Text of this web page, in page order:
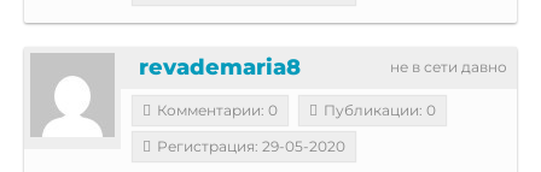
не в сети давно
revademaria8
Комментарии: 0
Публикации: 0
Регистрация: 29-05-2020